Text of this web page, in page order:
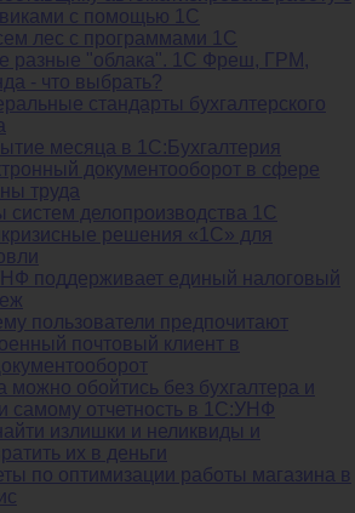
с помощью 1С
лес с программами 1С
разные "облака". 1С Фреш, ГРМ,
- что выбрать?
стандарты бухгалтерского
месяца в 1С:Бухгалтерия
документооборот в сфере
труда
систем делопроизводства 1C
решения «1С» для
поддерживает единый налоговый
пользователи предпочитают
почтовый клиент в
можно обойтись без бухгалтера и
самому отчетность в 1С:УНФ
излишки и неликвиды и
их в деньги
по оптимизации работы магазина в